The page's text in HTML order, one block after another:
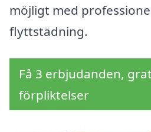
möjligt med
flyttstädning.
Få 3 erbjudanden,
förpliktelser